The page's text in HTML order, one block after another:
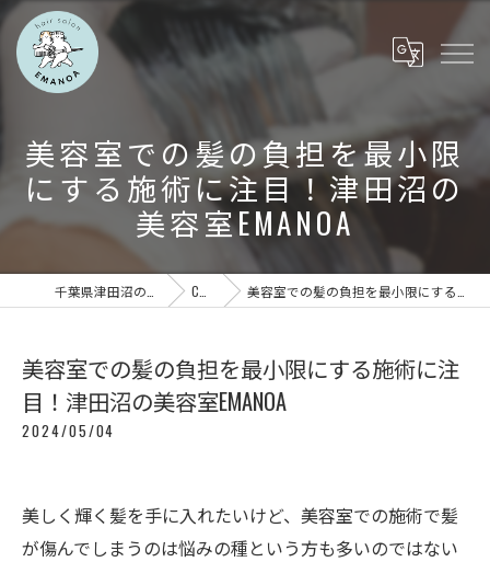
美容室での髪の負担を最小限
にする施術に注目！津田沼の
美容室EMANOA
COLUMN 美容室での髪の負担を最小限にする施術に注目！津田沼の美容室EMANOA
美容室での髪の負担を最小限にする施術に注
目！津田沼の美容室EMANOA
2024/05/04
美しく輝く髪を手に入れたいけど、美容室での施術で髪
が傷んでしまうのは悩みの種という方も多いのではない